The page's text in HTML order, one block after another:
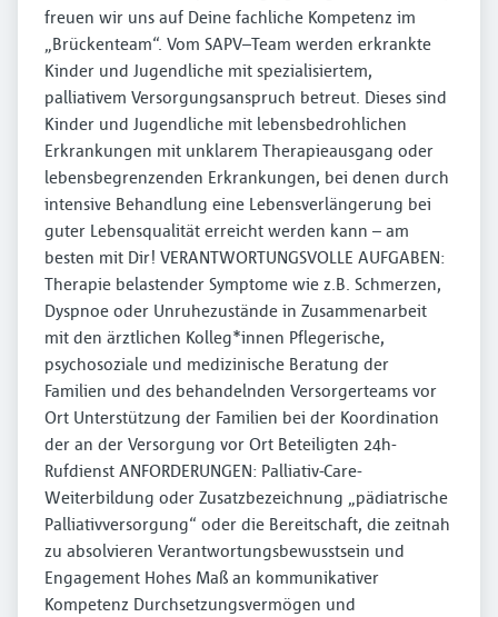
freuen wir uns auf Deine fachliche Kompetenz im
„Brückenteam“. Vom SAPV–Team werden erkrankte
Kinder und Jugendliche mit spezialisiertem,
palliativem Versorgungsanspruch betreut. Dieses sind
Kinder und Jugendliche mit lebensbedrohlichen
Erkrankungen mit unklarem Therapieausgang oder
lebensbegrenzenden Erkrankungen, bei denen durch
intensive Behandlung eine Lebensverlängerung bei
guter Lebensqualität erreicht werden kann – am
besten mit Dir! VERANTWORTUNGSVOLLE AUFGABEN:
Therapie belastender Symptome wie z.B. Schmerzen,
Dyspnoe oder Unruhezustände in Zusammenarbeit
mit den ärztlichen Kolleg*innen Pflegerische,
psychosoziale und medizinische Beratung der
Familien und des behandelnden Versorgerteams vor
Ort Unterstützung der Familien bei der Koordination
der an der Versorgung vor Ort Beteiligten 24h-
Rufdienst ANFORDERUNGEN: Palliativ-Care-
Weiterbildung oder Zusatzbezeichnung „pädiatrische
Palliativversorgung“ oder die Bereitschaft, die zeitnah
zu absolvieren Verantwortungsbewusstsein und
Engagement Hohes Maß an kommunikativer
Kompetenz Durchsetzungsvermögen und